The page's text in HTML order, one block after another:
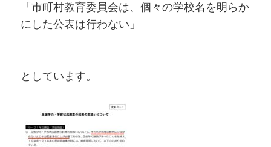
「市町村教育委員会は、個々の学校名を明らか
にした公表は行わない」
としています。